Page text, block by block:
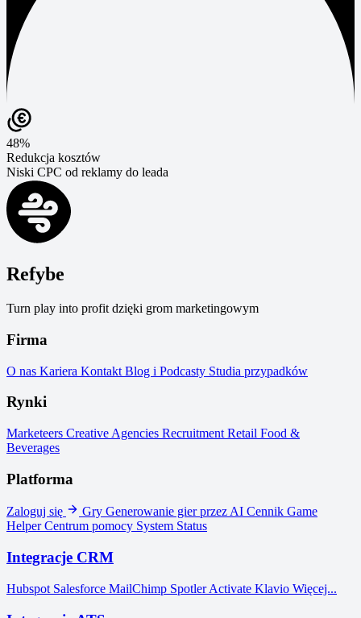
48%
Redukcja kosztów
Niski CPC od reklamy do leada
Refybe
Turn play into profit dzięki grom marketingowym
Firma
O nas Kariera Kontakt Blog i Podcasty Studia przypadków
Rynki
Marketeers Creative Agencies Recruitment Retail Food &
Beverages
Platforma
Zaloguj się Gry Generowanie gier przez AI Cennik Game
HelperCentrum pomocy System Status
Integracje CRM
Hubspot Salesforce MailChimp Spotler Activate Klavio Więcej...